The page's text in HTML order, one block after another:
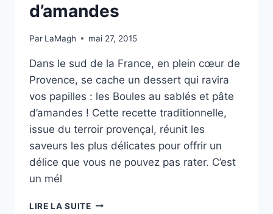
d’amandes
Par LaMagh mai 27, 2015
Dans le sud de la France, en plein cœur de
Provence, se cache un dessert qui ravira
vos papilles : les Boules au sablés et pâte
d’amandes ! Cette recette traditionnelle,
issue du terroir provençal, réunit les
saveurs les plus délicates pour offrir un
délice que vous ne pouvez pas rater. C’est
un mél
LIRE LA SUITEBOULES